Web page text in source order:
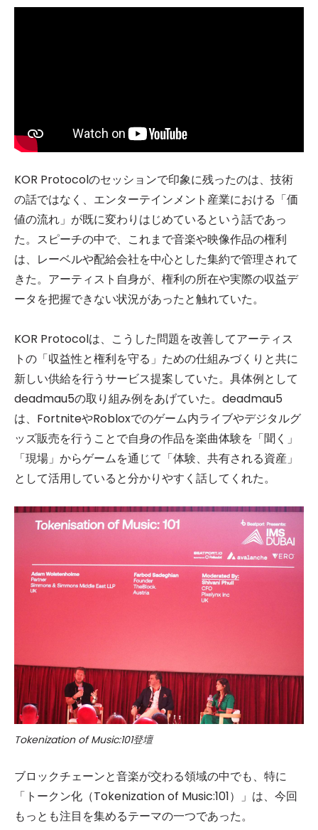
KOR Protocolのセッションで印象に残ったのは、技術
の話ではなく、エンターテインメント産業における「価
値の流れ」が既に変わりはじめているという話であっ
た。スピーチの中で、これまで音楽や映像作品の権利
は、レーベルや配給会社を中心とした集約で管理されて
きた。アーティスト自身が、権利の所在や実際の収益デ
ータを把握できない状況があったと触れていた。
KOR Protocolは、こうした問題を改善してアーティス
トの「収益性と権利を守る」ための仕組みづくりと共に
新しい供給を行うサービス提案していた。具体例として
deadmau5の取り組み例をあげていた。deadmau5
は、FortniteやRobloxでのゲーム内ライブやデジタルグ
ッズ販売を行うことで自身の作品を楽曲体験を「聞く」
「現場」からゲームを通じて「体験、共有される資産」
として活用していると分かりやすく話してくれた。
Tokenization of Music:101登壇
ブロックチェーンと音楽が交わる領域の中でも、特に
「トークン化（Tokenization of Music:101）」は、今回
もっとも注目を集めるテーマの一つであった。